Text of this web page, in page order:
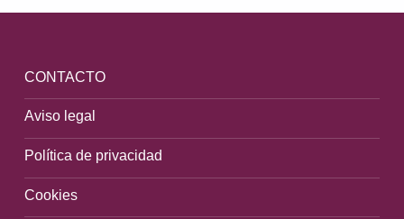
Volver a la navegación principal
CONTACTO
Aviso legal
Política de privacidad
Cookies